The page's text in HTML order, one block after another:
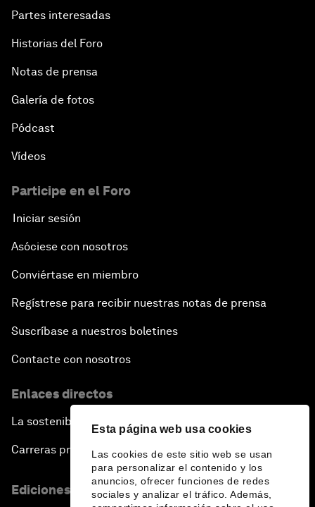
Esta página web usa cookies
Las cookies de este sitio web se usan
para personalizar el contenido y los
anuncios, ofrecer funciones de redes
sociales y analizar el tráfico. Además,
Partes interesadas
Historias del Foro
Notas de prensa
Galería de fotos
Pódcast
Vídeos
Participe en el Foro
Iniciar sesión
Asóciese con nosotros
Conviértase en miembro
Regístrese para recibir nuestras notas de prensa
Suscríbase a nuestros boletines
Contacte con nosotros
Enlaces directos
La sostenibilidad en el Foro
Carreras profesionales
Ediciones en otros idiomas